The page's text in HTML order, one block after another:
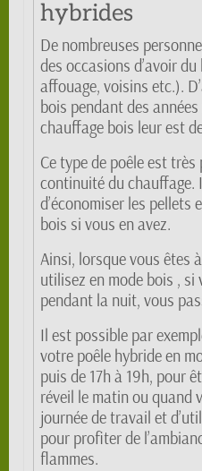
hybrides
De nombreuses
des occasions d’avoir
affouage, voisins etc.).
bois pendant des
chauffage bois leur est
Ce type de poêle est
continuité du chauffage.
d’économiser les pellets
bois si vous en avez.
Ainsi, lorsque vous êtes
utilisez en mode bois , si
pendant la nuit, vous
Il est possible par
votre poêle hybride en
puis de 17h à 19h, pour
réveil le matin ou quand
journée de travail et
pour profiter de
flammes.